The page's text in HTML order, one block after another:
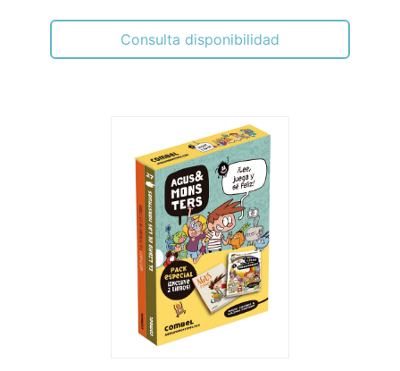
Consulta disponibilidad